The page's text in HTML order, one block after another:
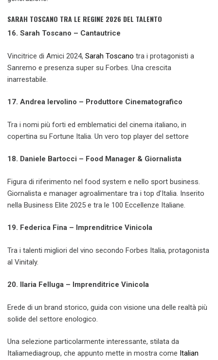
SARAH TOSCANO TRA LE REGINE 2026 DEL TALENTO
16. Sarah Toscano – Cantautrice
Vincitrice di Amici 2024, Sarah Toscano tra i protagonisti a
Sanremo e presenza super su Forbes. Una crescita
inarrestabile.
17. Andrea Iervolino – Produttore Cinematografico
Tra i nomi più forti ed emblematici del cinema italiano, in
copertina su Fortune Italia. Un vero top player del settore
18. Daniele Bartocci – Food Manager & Giornalista
Figura di riferimento nel food system e nello sport business.
Giornalista e manager agroalimentare tra i top d’Italia. Inserito
nella Business Elite 2025 e tra le 100 Eccellenze Italiane.
19. Federica Fina – Imprenditrice Vinicola
Tra i talenti migliori del vino secondo Forbes Italia, protagonista
al Vinitaly.
20. Ilaria Felluga – Imprenditrice Vinicola
Erede di un brand storico, guida con visione una delle realtà più
solide del settore enologico.
Una selezione particolarmente interessante, stilata da
Italiamediagroup, che appunto mette in mostra come Italian